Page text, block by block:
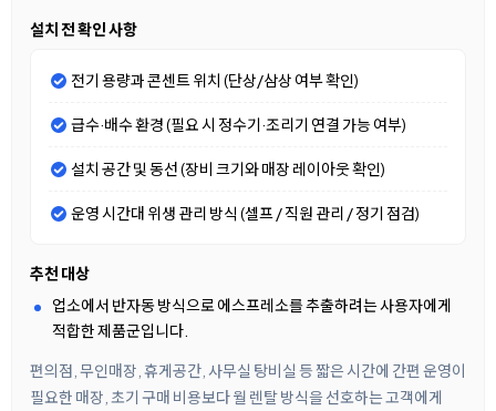
설치 전 확인 사항
전기 용량과 콘센트 위치 (단상/삼상 여부 확인)
급수·배수 환경 (필요 시 정수기·조리기 연결 가능 여부)
설치 공간 및 동선 (장비 크기와 매장 레이아웃 확인)
운영 시간대 위생 관리 방식 (셀프 / 직원 관리 / 정기 점검)
추천 대상
업소에서 반자동 방식으로 에스프레소를 추출하려는 사용자에게
적합한 제품군입니다.
편의점, 무인매장, 휴게공간, 사무실 탕비실 등 짧은 시간에 간편 운영이
필요한 매장, 초기 구매 비용보다 월 렌탈 방식을 선호하는 고객에게